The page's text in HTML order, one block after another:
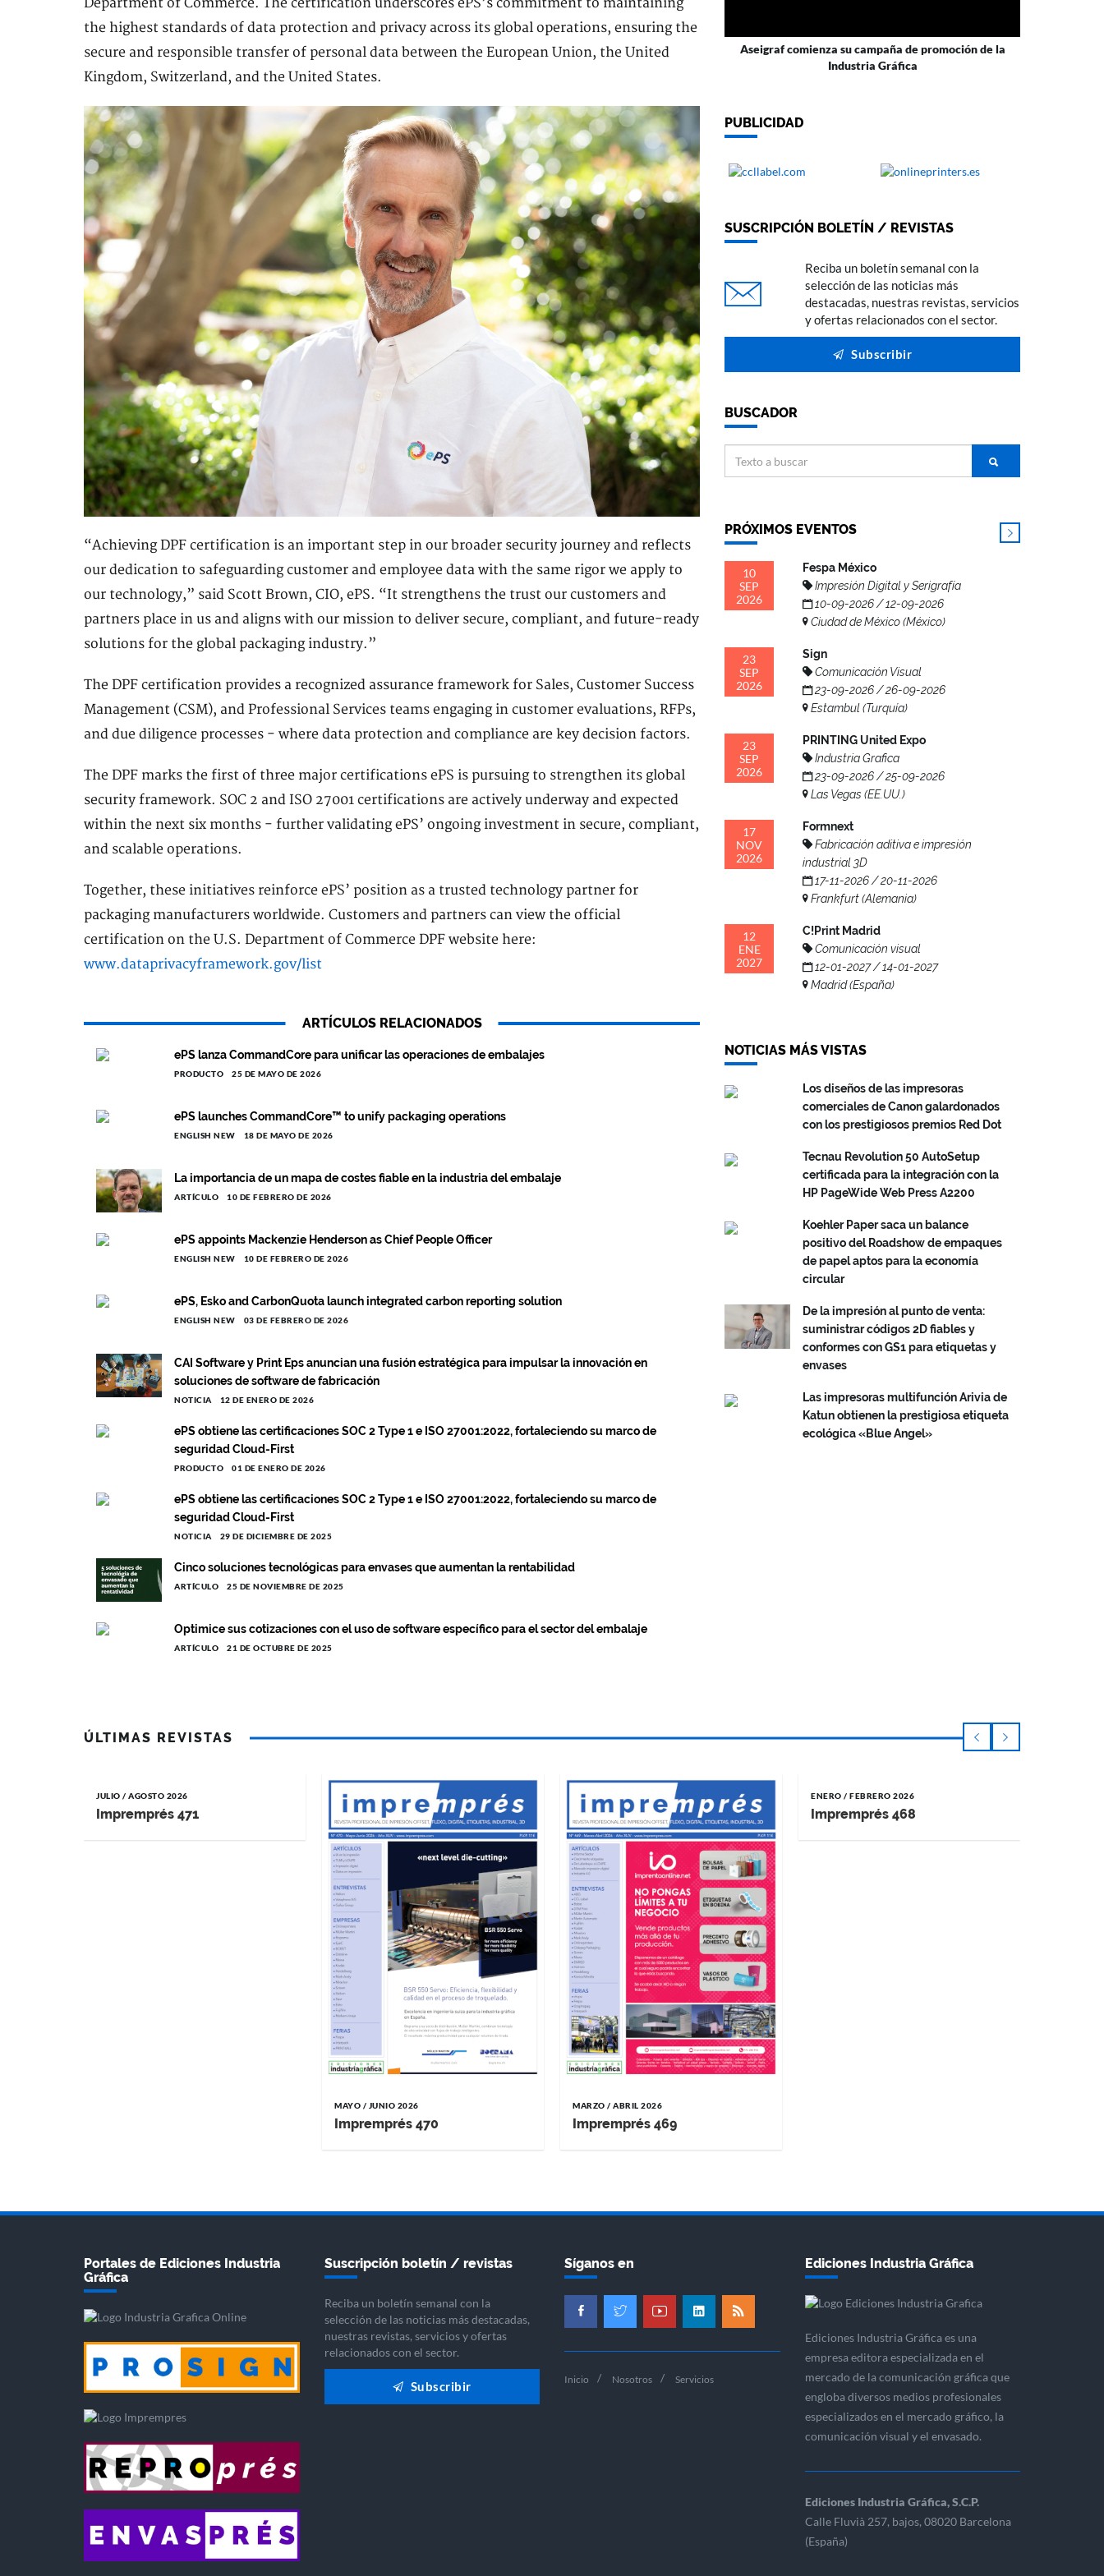
Department of Commerce. The certification underscores ePS’s commitment to maintaining
the highest standards of data protection and privacy across its global operations, ensuring the
secure and responsible transfer of personal data between the European Union, the United
Kingdom, Switzerland, and the United States.
“Achieving DPF certification is an important step in our broader security journey and reflects
our dedication to safeguarding customer and employee data with the same rigor we apply to
our technology,” said Scott Brown, CIO, ePS. “It strengthens the trust our customers and
partners place in us and aligns with our mission to deliver secure, compliant, and future-ready
solutions for the global packaging industry.”
The DPF certification provides a recognized assurance framework for Sales, Customer Success
Management (CSM), and Professional Services teams engaging in customer evaluations, RFPs,
and due diligence processes - where data protection and compliance are key decision factors.
The DPF marks the first of three major certifications ePS is pursuing to strengthen its global
security framework. SOC 2 and ISO 27001 certifications are actively underway and expected
within the next six months - further validating ePS’ ongoing investment in secure, compliant,
and scalable operations.
Together, these initiatives reinforce ePS’ position as a trusted technology partner for
packaging manufacturers worldwide. Customers and partners can view the official
certification on the U.S. Department of Commerce DPF website here:
www.dataprivacyframework.gov/list
ARTÍCULOS RELACIONADOS
ePS lanza CommandCore para unificar las operaciones de embalajes
PRODUCTO 25 DE MAYO DE 2026
ePS launches CommandCore™ to unify packaging operations
ENGLISH NEW 18 DE MAYO DE 2026
La importancia de un mapa de costes fiable en la industria del embalaje
ARTÍCULO 10 DE FEBRERO DE 2026
ePS appoints Mackenzie Henderson as Chief People Officer
ENGLISH NEW 10 DE FEBRERO DE 2026
ePS, Esko and CarbonQuota launch integrated carbon reporting solution
ENGLISH NEW 03 DE FEBRERO DE 2026
CAI Software y Print Eps anuncian una fusión estratégica para impulsar la innovación en
soluciones de software de fabricación
NOTICIA 12 DE ENERO DE 2026
ePS obtiene las certificaciones SOC 2 Type 1 e ISO 27001:2022, fortaleciendo su marco de
seguridad Cloud-First
PRODUCTO 01 DE ENERO DE 2026
ePS obtiene las certificaciones SOC 2 Type 1 e ISO 27001:2022, fortaleciendo su marco de
seguridad Cloud-First
NOTICIA 29 DE DICIEMBRE DE 2025
Cinco soluciones tecnológicas para envases que aumentan la rentabilidad
ARTÍCULO 25 DE NOVIEMBRE DE 2025
Optimice sus cotizaciones con el uso de software específico para el sector del embalaje
ARTÍCULO 21 DE OCTUBRE DE 2025
Aseigraf comienza su campaña de promoción de la
Industria Gráfica
PUBLICIDAD
SUSCRIPCIÓN BOLETÍN / REVISTAS
Reciba un boletín semanal con la
selección de las noticias más
destacadas, nuestras revistas, servicios
y ofertas relacionados con el sector.
Subscribir
BUSCADOR
PRÓXIMOS EVENTOS
10
SEP
2026
Fespa México
Impresión Digital y Serigrafía
10-09-2026 / 12-09-2026
Ciudad de México (México)
23
SEP
2026
Sign
Comunicación Visual
23-09-2026 / 26-09-2026
Estambul (Turquía)
23
SEP
2026
PRINTING United Expo
Industria Grafica
23-09-2026 / 25-09-2026
Las Vegas (EE.UU.)
17
NOV
2026
Formnext
Fabricación aditiva e impresión
industrial 3D
17-11-2026 / 20-11-2026
Frankfurt (Alemania)
12
ENE
2027
C!Print Madrid
Comunicación visual
12-01-2027 / 14-01-2027
Madrid (España)
NOTICIAS MÁS VISTAS
Los diseños de las impresoras
comerciales de Canon galardonados
con los prestigiosos premios Red Dot
Tecnau Revolution 50 AutoSetup
certificada para la integración con la
HP PageWide Web Press A2200
Koehler Paper saca un balance
positivo del Roadshow de empaques
de papel aptos para la economía
circular
De la impresión al punto de venta:
suministrar códigos 2D fiables y
conformes con GS1 para etiquetas y
envases
Las impresoras multifunción Arivia de
Katun obtienen la prestigiosa etiqueta
ecológica «Blue Angel»
ÚLTIMAS REVISTAS
JULIO / AGOSTO 2026
Impremprés 471
MAYO / JUNIO 2026
Impremprés 470
MARZO / ABRIL 2026
Impremprés 469
ENERO / FEBRERO 2026
Impremprés 468
Portales de Ediciones Industria
Gráfica
Suscripción boletín / revistas
Reciba un boletín semanal con la
selección de las noticias más destacadas,
nuestras revistas, servicios y ofertas
relacionados con el sector.
Subscribir
Síganos en
Inicio Nosotros Servicios
Ediciones Industria Gráfica
Ediciones Industria Gráfica es una
empresa editora especializada en el
mercado de la comunicación gráfica que
engloba diversos medios profesionales
especializados en el mercado gráfico, la
comunicación visual y el envasado.
Ediciones Industria Gráfica, S.C.P.
Calle Fluvià 257, bajos, 08020 Barcelona
(España)